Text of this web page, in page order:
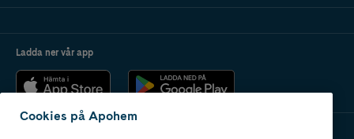
Ladda ner vår app
Cookies på Apohem